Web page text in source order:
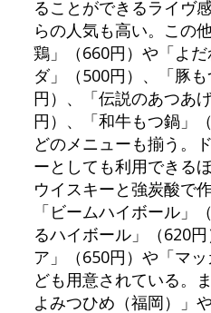
ることができるライヴ
らの人気も高い。この
鶏」（660円）や「よ
ダ」（500円）、「豚
円）、「伝説のあつあ
円）、「和牛もつ鍋」
どのメニューも揃う。
ーとしても利用できる
ウイスキーと強炭酸で
「ビームハイボール」
るハイボール」（620
ア」（650円）や「マ
ども用意されている。
よみつひめ（福岡）」